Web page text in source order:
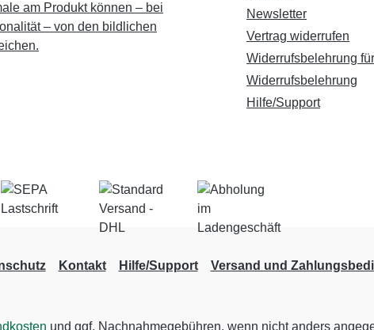
am Produkt können – bei
– von den bildlichen
Newsletter
Vertrag widerrufen
Widerrufsbelehrung
Widerrufsbelehrung
Hilfe/Support
Kontakt Hilfe/Support Versand und
und ggf. Nachnahmegebühren, wenn nicht anders